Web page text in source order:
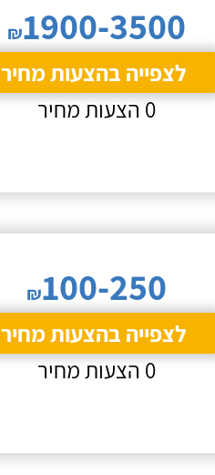
₪1900-3500
לצפייה בהצעות מחיר
0 הצעות מחיר
₪100-250
לצפייה בהצעות מחיר
0 הצעות מחיר